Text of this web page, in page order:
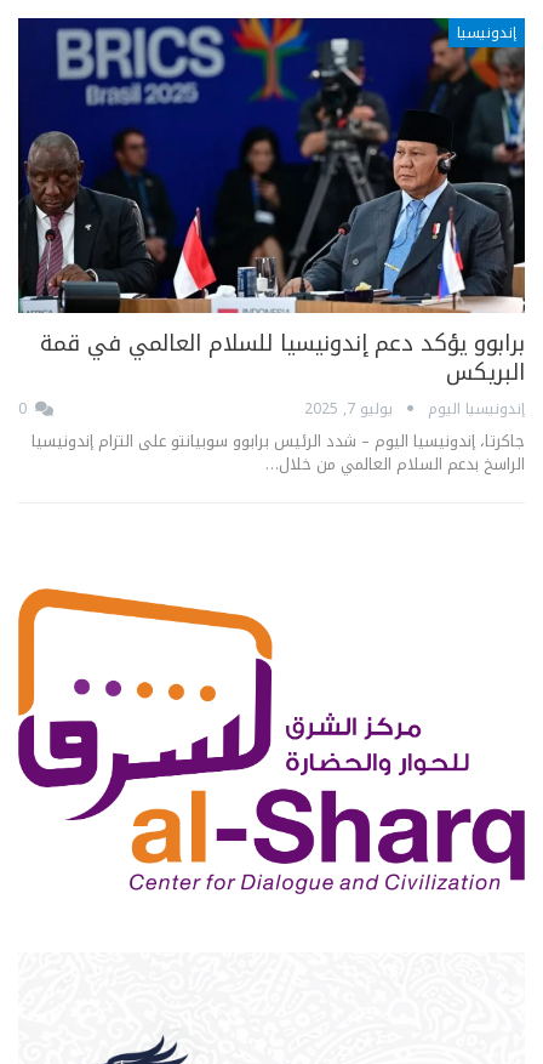
إندونيسيا
برابوو يؤكد دعم إندونيسيا للسلام العالمي في قمة
البريكس
إندونيسيا اليوم يوليو 7, 2025
جاكرتا، إندونيسيا اليوم – شدد الرئيس برابوو سوبيانتو على التزام إندونيسيا
الراسخ بدعم السلام العالمي من خلال…